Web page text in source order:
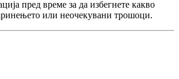
пред време за да избегнете какво
или неочекувани трошоци.